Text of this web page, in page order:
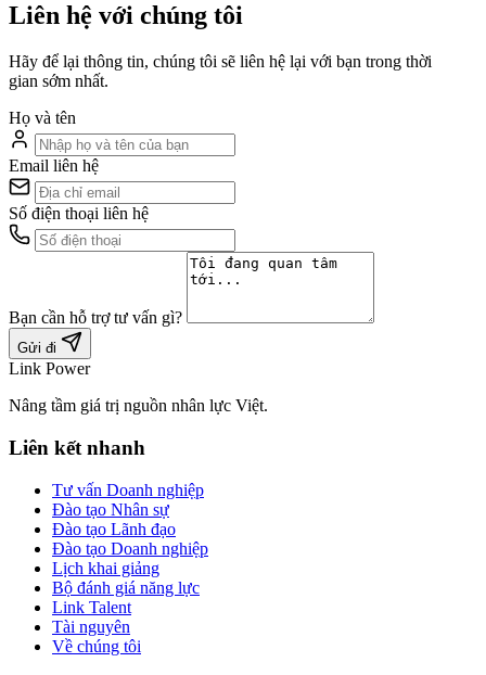
Liên hệ với chúng tôi
Hãy để lại thông tin, chúng tôi sẽ liên hệ lại với bạn trong thời
gian sớm nhất.
Họ và tên
Email liên hệ
Số điện thoại liên hệ
Bạn cần hỗ trợ tư vấn gì?
Gửi đi
Link Power
Nâng tầm giá trị nguồn nhân lực Việt.
Liên kết nhanh
Tư vấn Doanh nghiệp
Đào tạo Nhân sự
Đào tạo Lãnh đạo
Đào tạo Doanh nghiệp
Lịch khai giảng
Bộ đánh giá năng lực
Link Talent
Tài nguyên
Về chúng tôi